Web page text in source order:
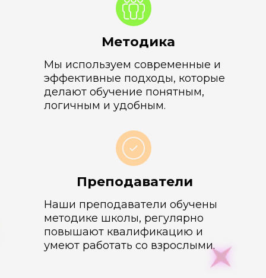
Преподаватели
Наши преподаватели обучены
методике школы, регулярно
повышают квалификацию и
умеют работать со взрослыми.
Методика
Мы используем современные и
эффективные подходы, которые
делают обучение понятным,
логичным и удобным.